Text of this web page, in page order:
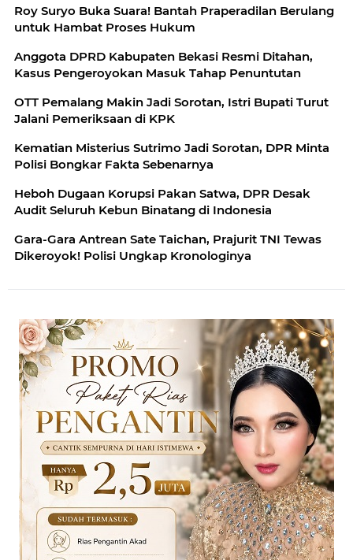
Roy Suryo Buka Suara! Bantah Praperadilan Berulang
untuk Hambat Proses Hukum
Anggota DPRD Kabupaten Bekasi Resmi Ditahan,
Kasus Pengeroyokan Masuk Tahap Penuntutan
OTT Pemalang Makin Jadi Sorotan, Istri Bupati Turut
Jalani Pemeriksaan di KPK
Kematian Misterius Sutrimo Jadi Sorotan, DPR Minta
Polisi Bongkar Fakta Sebenarnya
Heboh Dugaan Korupsi Pakan Satwa, DPR Desak
Audit Seluruh Kebun Binatang di Indonesia
Gara-Gara Antrean Sate Taichan, Prajurit TNI Tewas
Dikeroyok! Polisi Ungkap Kronologinya